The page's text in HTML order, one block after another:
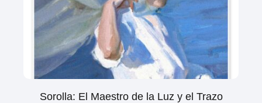
Sorolla: El Maestro de la Luz y el Trazo